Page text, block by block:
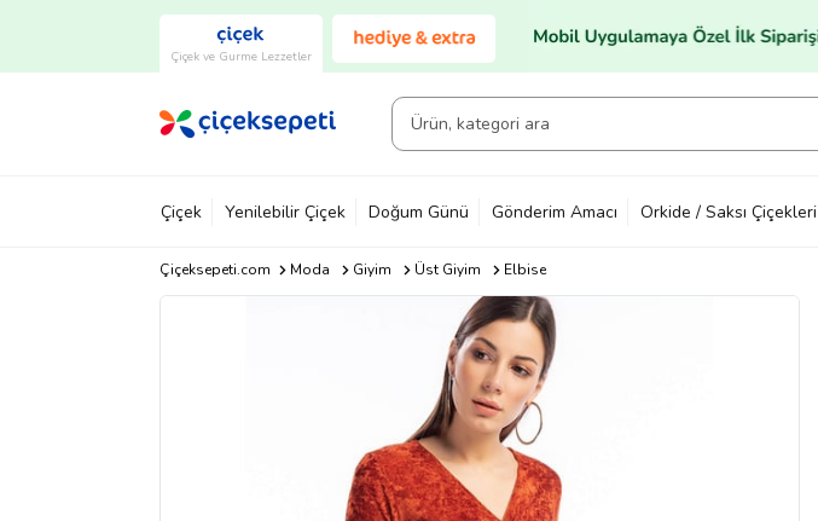
Çiçek ve Gurme Lezzetler
Çiçek Yenilebilir Çiçek Doğum Günü Gönderim Amacı Orkide / Saksı Çiçekleri
Çiçeksepeti.com Moda Giyim Üst Giyim Elbise